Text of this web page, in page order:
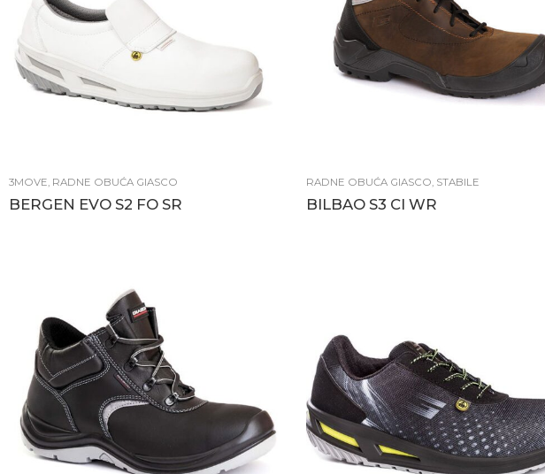
3MOVE, RADNE OBUĆA GIASCO
BERGEN EVO S2 FO SR
RADNE OBUĆA GIASCO, STABILE
BILBAO S3 CI WR